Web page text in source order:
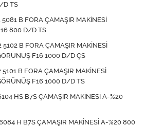
D TS
B FORA ÇAMAŞIR MAKİNESİ
800 D/D TS
B FORA ÇAMAŞIR MAKİNESİ
F16 1000 D/D ÇS
B FORA ÇAMAŞIR MAKİNESİ
F16 1000 D/D TS
HS B7S ÇAMAŞIR MAKİNESİ A-%20
H B7S ÇAMAŞIR MAKİNESİ A-%20 800